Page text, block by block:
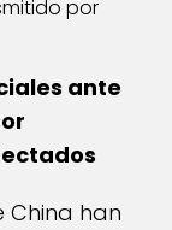
ante
China han